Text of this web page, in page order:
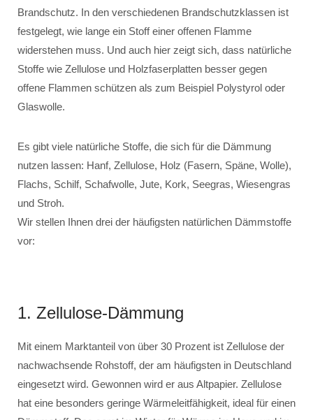
Brandschutz. In den verschiedenen Brandschutzklassen ist
festgelegt, wie lange ein Stoff einer offenen Flamme
widerstehen muss. Und auch hier zeigt sich, dass natürliche
Stoffe wie Zellulose und Holzfaserplatten besser gegen
offene Flammen schützen als zum Beispiel Polystyrol oder
Glaswolle.
Es gibt viele natürliche Stoffe, die sich für die Dämmung
nutzen lassen: Hanf, Zellulose, Holz (Fasern, Späne, Wolle),
Flachs, Schilf, Schafwolle, Jute, Kork, Seegras, Wiesengras
und Stroh.
Wir stellen Ihnen drei der häufigsten natürlichen Dämmstoffe
vor:
1. Zellulose-Dämmung
Mit einem Marktanteil von über 30 Prozent ist Zellulose der
nachwachsende Rohstoff, der am häufigsten in Deutschland
eingesetzt wird. Gewonnen wird er aus Altpapier. Zellulose
hat eine besonders geringe Wärmeleitfähigkeit, ideal für einen